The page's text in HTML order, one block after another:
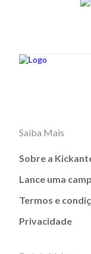
Saiba Mais
Sobre a
Lance uma
Termos e
Privacidade